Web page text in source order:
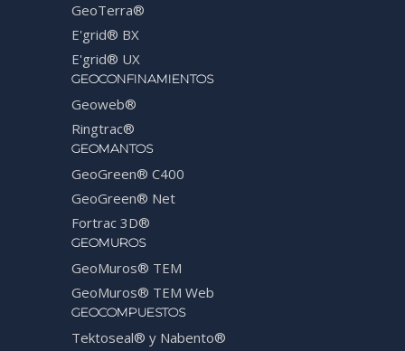
GeoTerra®
E'grid® BX
E'grid® UX
GEOCONFINAMIENTOS
Geoweb®
Ringtrac®
GEOMANTOS
GeoGreen® C400
GeoGreen® Net
Fortrac 3D®
GEOMUROS
GeoMuros® TEM
GeoMuros® TEM Web
GEOCOMPUESTOS
Tektoseal® y Nabento®